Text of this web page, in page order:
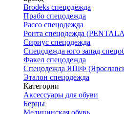
Brodeks спецодежда
Прабо спецодежда
Рассо спецодежда
Ронта спецодежда
Сириус спецодежда
Спецодежда юго запад
Факел спецодежда
Спецодежда ЯШФ
Эталон спецодежда
Категории
Аксессуары для обуви
Берцы
Медицинская обувь